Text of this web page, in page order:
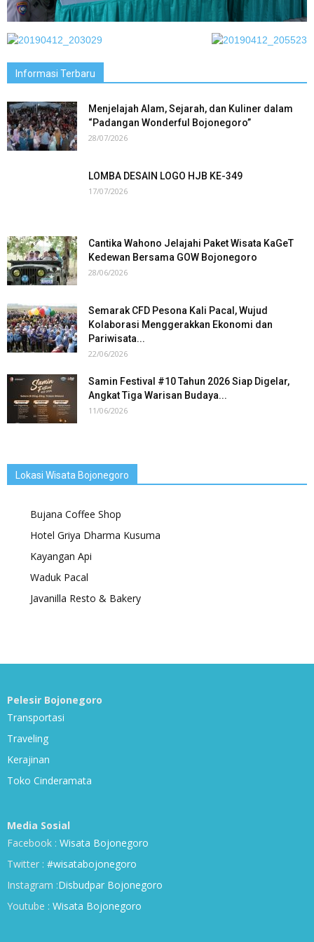
Informasi Terbaru
Menjelajah Alam, Sejarah, dan Kuliner dalam
“Padangan Wonderful Bojonegoro”
28/07/2026
LOMBA DESAIN LOGO HJB KE-349
17/07/2026
Cantika Wahono Jelajahi Paket Wisata KaGeT
Kedewan Bersama GOW Bojonegoro
28/06/2026
Semarak CFD Pesona Kali Pacal, Wujud
Kolaborasi Menggerakkan Ekonomi dan
Pariwisata...
22/06/2026
Samin Festival #10 Tahun 2026 Siap Digelar,
Angkat Tiga Warisan Budaya...
11/06/2026
Lokasi Wisata Bojonegoro
Bujana Coffee Shop
Hotel Griya Dharma Kusuma
Kayangan Api
Waduk Pacal
Javanilla Resto & Bakery
Pelesir Bojonegoro
Transportasi
Traveling
Kerajinan
Toko Cinderamata
Media Sosial
Facebook : Wisata Bojonegoro
Twitter : #wisatabojonegoro
Instagram :Disbudpar Bojonegoro
Youtube : Wisata Bojonegoro